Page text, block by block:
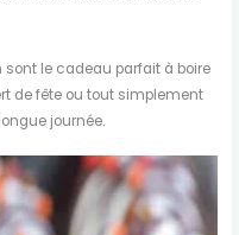
sont le cadeau parfait à boire
de fête ou tout simplement
journée.